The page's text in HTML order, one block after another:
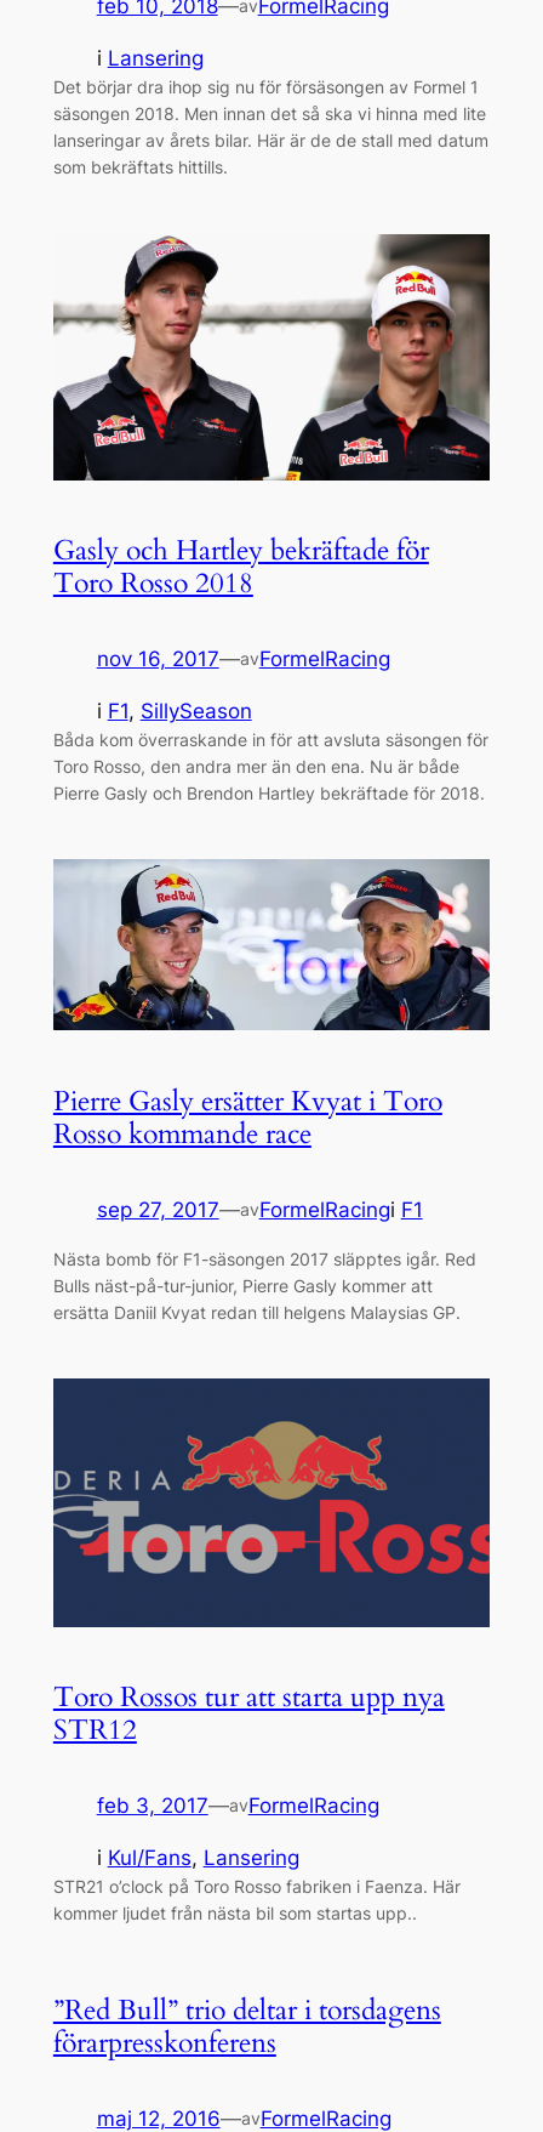
feb 10, 2018—av FormelRacing
i Lansering
Det börjar dra ihop sig nu för försäsongen av Formel 1
säsongen 2018. Men innan det så ska vi hinna med lite
lanseringar av årets bilar. Här är de de stall med datum
som bekräftats hittills.
Gasly och Hartley bekräftade för
Toro Rosso 2018
nov 16, 2017—avFormelRacing
i F1, SillySeason
Båda kom överraskande in för att avsluta säsongen för
Toro Rosso, den andra mer än den ena. Nu är både
Pierre Gasly och Brendon Hartley bekräftade för 2018.
Pierre Gasly ersätter Kvyat i Toro
Rosso kommande race
sep 27, 2017—avFormelRacingi F1
Nästa bomb för F1-säsongen 2017 släpptes igår. Red
Bulls näst-på-tur-junior, Pierre Gasly kommer att
ersätta Daniil Kvyat redan till helgens Malaysias GP.
Toro Rossos tur att starta upp nya
STR12
feb 3, 2017—avFormelRacing
i Kul/Fans, Lansering
STR21 o’clock på Toro Rosso fabriken i Faenza. Här
kommer ljudet från nästa bil som startas upp..
”Red Bull” trio deltar i torsdagens
förarpresskonferens
maj 12, 2016—avFormelRacing